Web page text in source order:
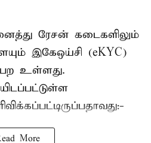
ரேசன் கடைகளிலும்
இகேஒய்சி (eKYC)
உள்ளது.
More